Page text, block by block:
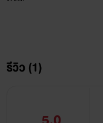
รีวิว (1)